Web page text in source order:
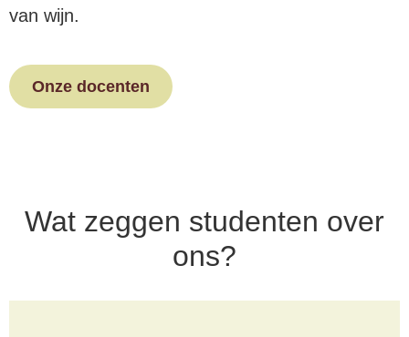
van wijn.
Onze docenten
Wat zeggen studenten over
ons?